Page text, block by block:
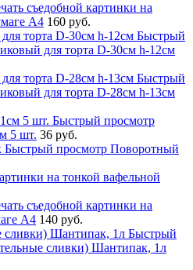
съедобной картинки на
А4 160 руб.
Быстрый
для торта D-30см h-12см
Быстрый
для торта D-28см h-13см
Быстрый просмотр
5 шт. 36 руб.
Быстрый просмотр Поворотный
съедобной картинки на
А4 140 руб.
Быстрый
сливки) Шантипак, 1л